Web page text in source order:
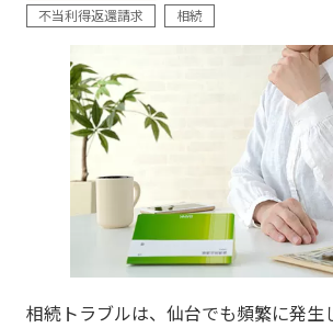
不当利得返還請求
相続
相続トラブルは、仙台でも頻繁に発生